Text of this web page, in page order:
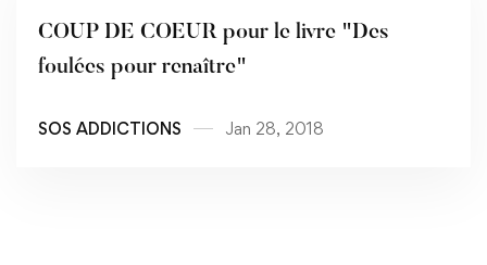
COUP DE COEUR pour le livre "Des
foulées pour renaître"
SOS ADDICTIONS Jan 28, 2018